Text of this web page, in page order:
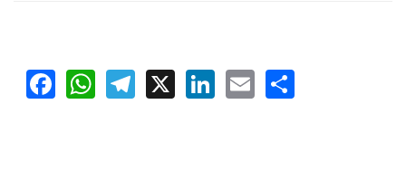
Facebook
WhatsApp
Telegram
X LinkedIn
Email